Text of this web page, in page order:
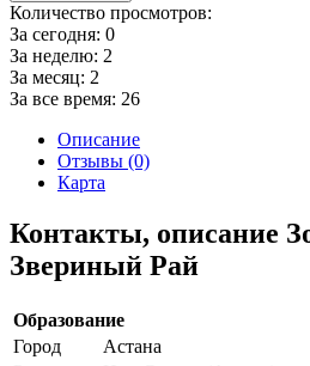
Количество просмотров:
За сегодня: 0
За неделю: 2
За месяц: 2
За все время: 26
Описание
Отзывы (0)
Карта
Контакты, описание
Звериный Рай
Образование
Город
Астана